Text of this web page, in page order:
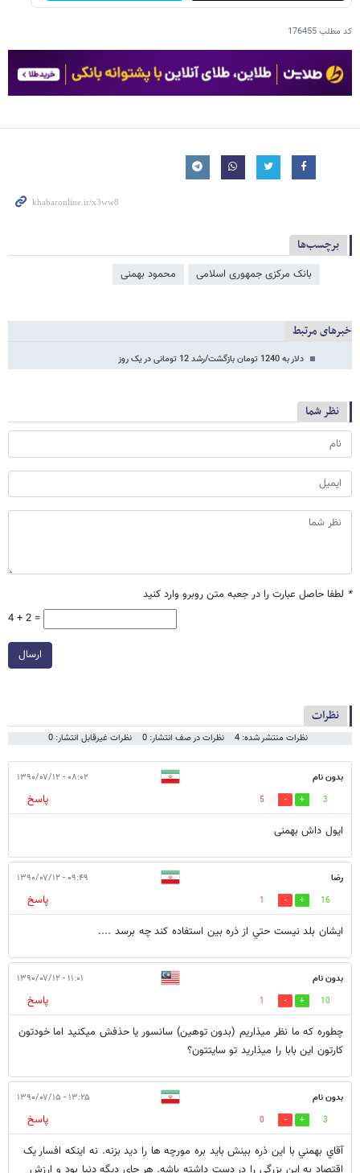
کد مطلب176455
برچسب‌ها
بانک مرکزی جمهوری اسلامی محمود بهمنی
خبرهای مرتبط
دلار به 1240 تومان بازگشت/رشد 12 تومانی در یک روز
نظر شما
* لطفا حاصل عبارت را در جعبه متن روبرو وارد کنید
4 + 2 =
ارسال
نظرات
نظرات منتشر شده: 4 نظرات در صف انتشار: 0 نظرات غیرقابل انتشار: 0
بدون نام ۰۸:۰۲ - ۱۳۹۰/۰۷/۱۲
3
5
پاسخ
ایول داش بهمنی
رضا ۰۹:۴۹ - ۱۳۹۰/۰۷/۱۲
16
1
پاسخ
ايشان بلد نيست حتي از ذره بين استفاده كند چه برسد ....
بدون نام ۱۱:۰۱ - ۱۳۹۰/۰۷/۱۲
10
1
پاسخ
چطوره که ما نظر میذاریم (بدون توهین) سانسور یا حذفش میکنید اما خودتون
کارتون این بابا را میذارید تو سایتتون؟
بدون نام ۱۳:۲۵ - ۱۳۹۰/۰۷/۱۵
3
0
پاسخ
آقاي بهمني با اين ذره بينش بايد بره مورچه ها را ديد بزنه. نه اينکه افسار يک
اقتصاد به اين بزرگي را در دست داشته باشه. هر جاي ديگه دنيا بود و ارزش